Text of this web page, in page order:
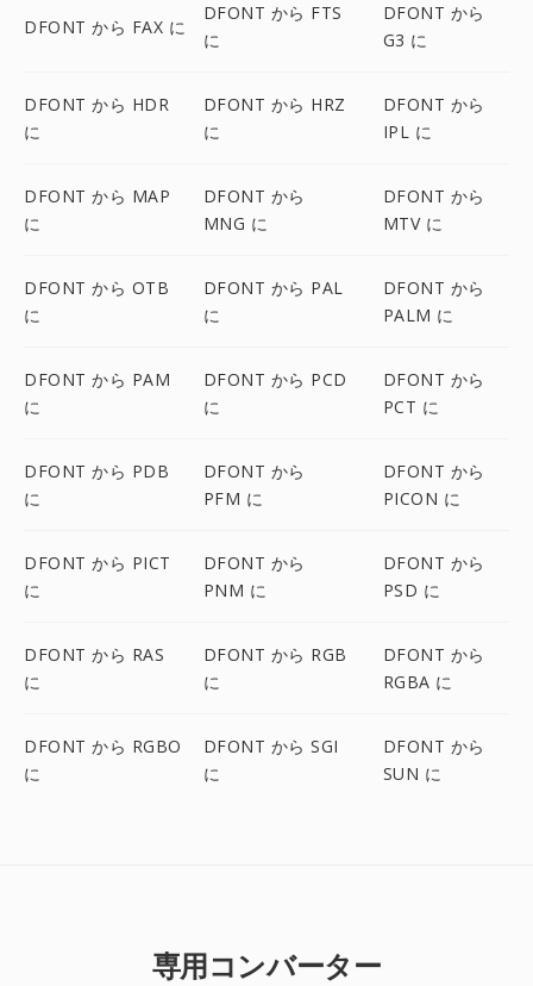
DFONT から FAX に
DFONT から FTS
に
DFONT から
G3 に
DFONT から HDR
に
DFONT から HRZ
に
DFONT から
IPL に
DFONT から MAP
に
DFONT から
MNG に
DFONT から
MTV に
DFONT から OTB
に
DFONT から PAL
に
DFONT から
PALM に
DFONT から PAM
に
DFONT から PCD
に
DFONT から
PCT に
DFONT から PDB
に
DFONT から
PFM に
DFONT から
PICON に
DFONT から PICT
に
DFONT から
PNM に
DFONT から
PSD に
DFONT から RAS
に
DFONT から RGB
に
DFONT から
RGBA に
DFONT から RGBO
に
DFONT から SGI
に
DFONT から
SUN に
専用コンバーター